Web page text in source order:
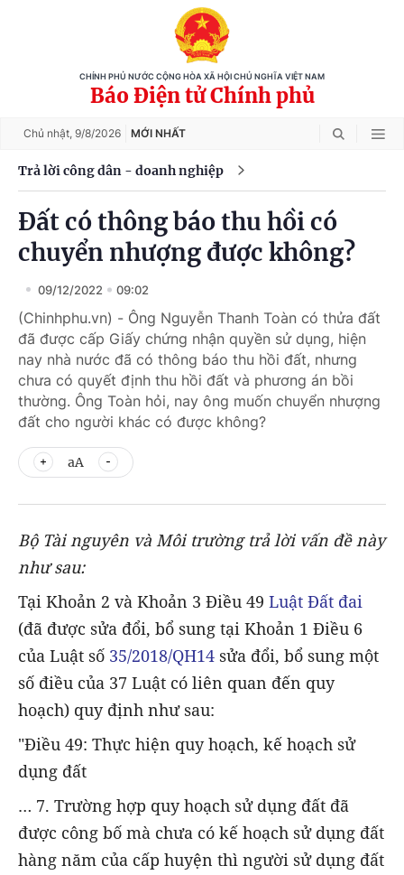
CHÍNH PHỦ NƯỚC CỘNG HÒA XÃ HỘI CHỦ NGHĨA VIỆT NAM
Báo Điện tử Chính phủ
Chủ nhật, 9/8/2026 MỚI NHẤT
Trả lời công dân - doanh nghiệp
Đất có thông báo thu hồi có
chuyển nhượng được không?
09/12/2022 09:02
(Chinhphu.vn) - Ông Nguyễn Thanh Toàn có thửa đất
đã được cấp Giấy chứng nhận quyền sử dụng, hiện
nay nhà nước đã có thông báo thu hồi đất, nhưng
chưa có quyết định thu hồi đất và phương án bồi
thường. Ông Toàn hỏi, nay ông muốn chuyển nhượng
đất cho người khác có được không?
aA
Bộ Tài nguyên và Môi trường trả lời vấn đề này
như sau:
Tại Khoản 2 và Khoản 3 Điều 49 Luật Đất đai
(đã được sửa đổi, bổ sung tại Khoản 1 Điều 6
của Luật số 35/2018/QH14 sửa đổi, bổ sung một
số điều của 37 Luật có liên quan đến quy
hoạch) quy định như sau:
"Điều 49: Thực hiện quy hoạch, kế hoạch sử
dụng đất
… 7. Trường hợp quy hoạch sử dụng đất đã
được công bố mà chưa có kế hoạch sử dụng đất
hàng năm của cấp huyện thì người sử dụng đất